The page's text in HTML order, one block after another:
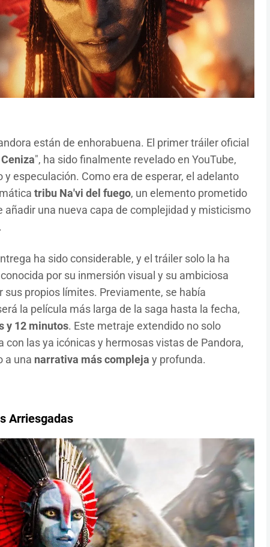
están de enhorabuena. El primer tráiler oficial
", ha sido finalmente revelado en YouTube,
especulación. Como era de esperar, el adelanto
tribu Na'vi del fuego, un elemento prometido
una nueva capa de complejidad y misticismo
ha sido considerable, y el tráiler solo la ha
por su inmersión visual y su ambiciosa
sus propios límites. Previamente, se había
la película más larga de la saga hasta la fecha,
y 12 minutos. Este metraje extendido no solo
con las ya icónicas y hermosas vistas de Pandora,
a una narrativa más compleja y profunda.
Arriesgadas